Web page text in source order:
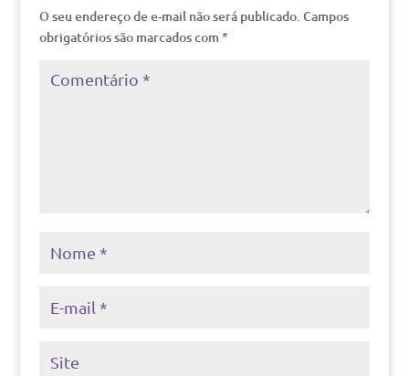
O seu endereço de e-mail não será publicado. Campos
obrigatórios são marcados com *